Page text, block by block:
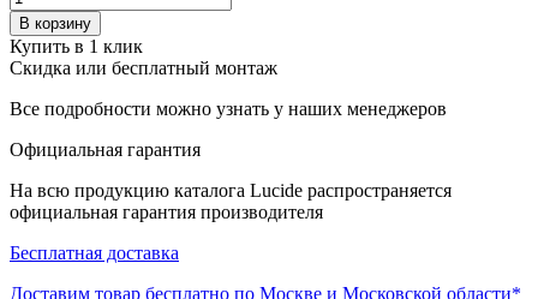
В корзину
Купить в 1 клик
Скидка или бесплатный монтаж
Все подробности можно узнать у наших менеджеров
Официальная гарантия
На всю продукцию каталога Lucide распространяется
официальная гарантия производителя
Бесплатная доставка
Доставим товар бесплатно по Москве и Московской области*